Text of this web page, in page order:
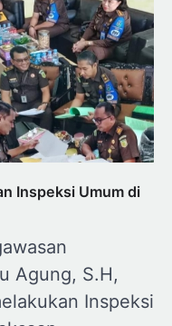
Inspeksi Umum di
Agung, S.H,
Inspeksi